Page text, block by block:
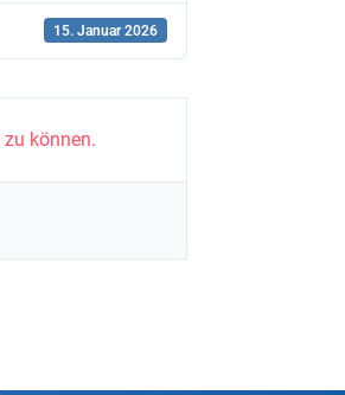
15. Januar 2026
können.